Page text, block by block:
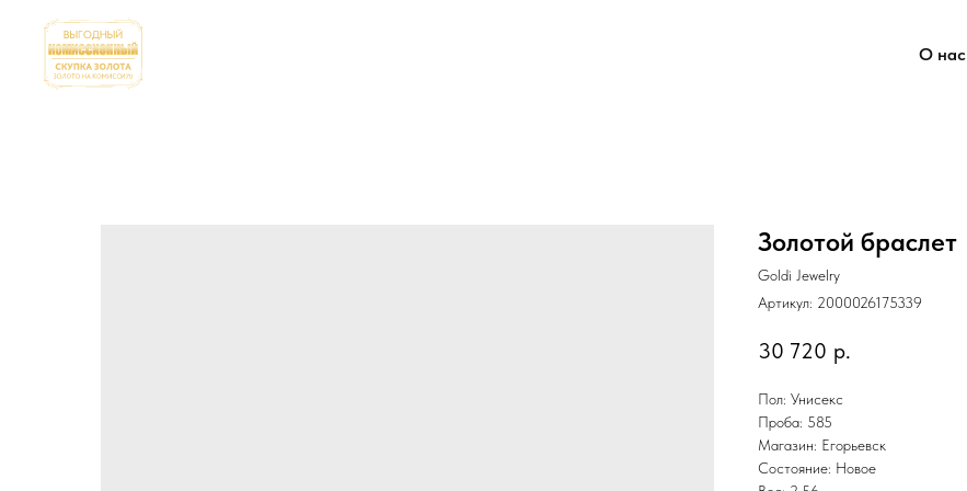
О нас
Золотой браслет
Goldi Jewelry
Артикул: 2000026175339
30 720 р.
Пол: Унисекс
Проба: 585
Магазин: Егорьевск
Состояние: Новое